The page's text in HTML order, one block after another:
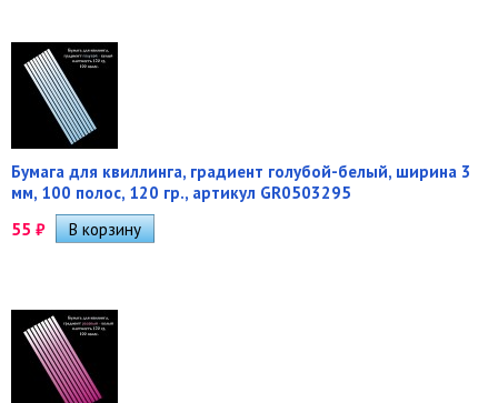
Бумага для квиллинга, градиент голубой-белый, ширина 3
мм, 100 полос, 120 гр., артикул GR0503295
55 ₽